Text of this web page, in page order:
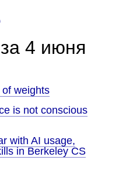
4 июня
of weights
is not conscious
with AI usage,
in Berkeley CS